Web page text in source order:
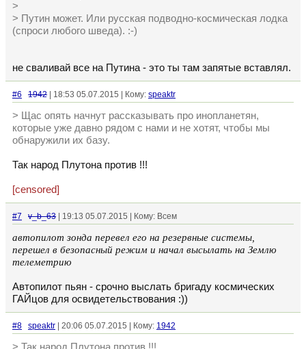
>
> Путин может. Или русская подводно-космическая лодка
(спроси любого шведа). :-)
не сваливай все на Путина - это ты там запятые вставлял.
#6 1942 | 18:53 05.07.2015 | Кому: speaktr
> Щас опять начнут рассказывать про инопланетян,
которые уже давно рядом с нами и не хотят, чтобы мы
обнаружили их базу.
Так народ Плутона против !!!
[censored]
#7 v_b_63 | 19:13 05.07.2015 | Кому: Всем
автопилот зонда перевел его на резервные системы,
перешел в безопасный режим и начал высылать на Землю
телеметрию
Автопилот пьян - срочно выслать бригаду космических
ГАЙцов для освидетельствования :))
#8 speaktr | 20:06 05.07.2015 | Кому: 1942